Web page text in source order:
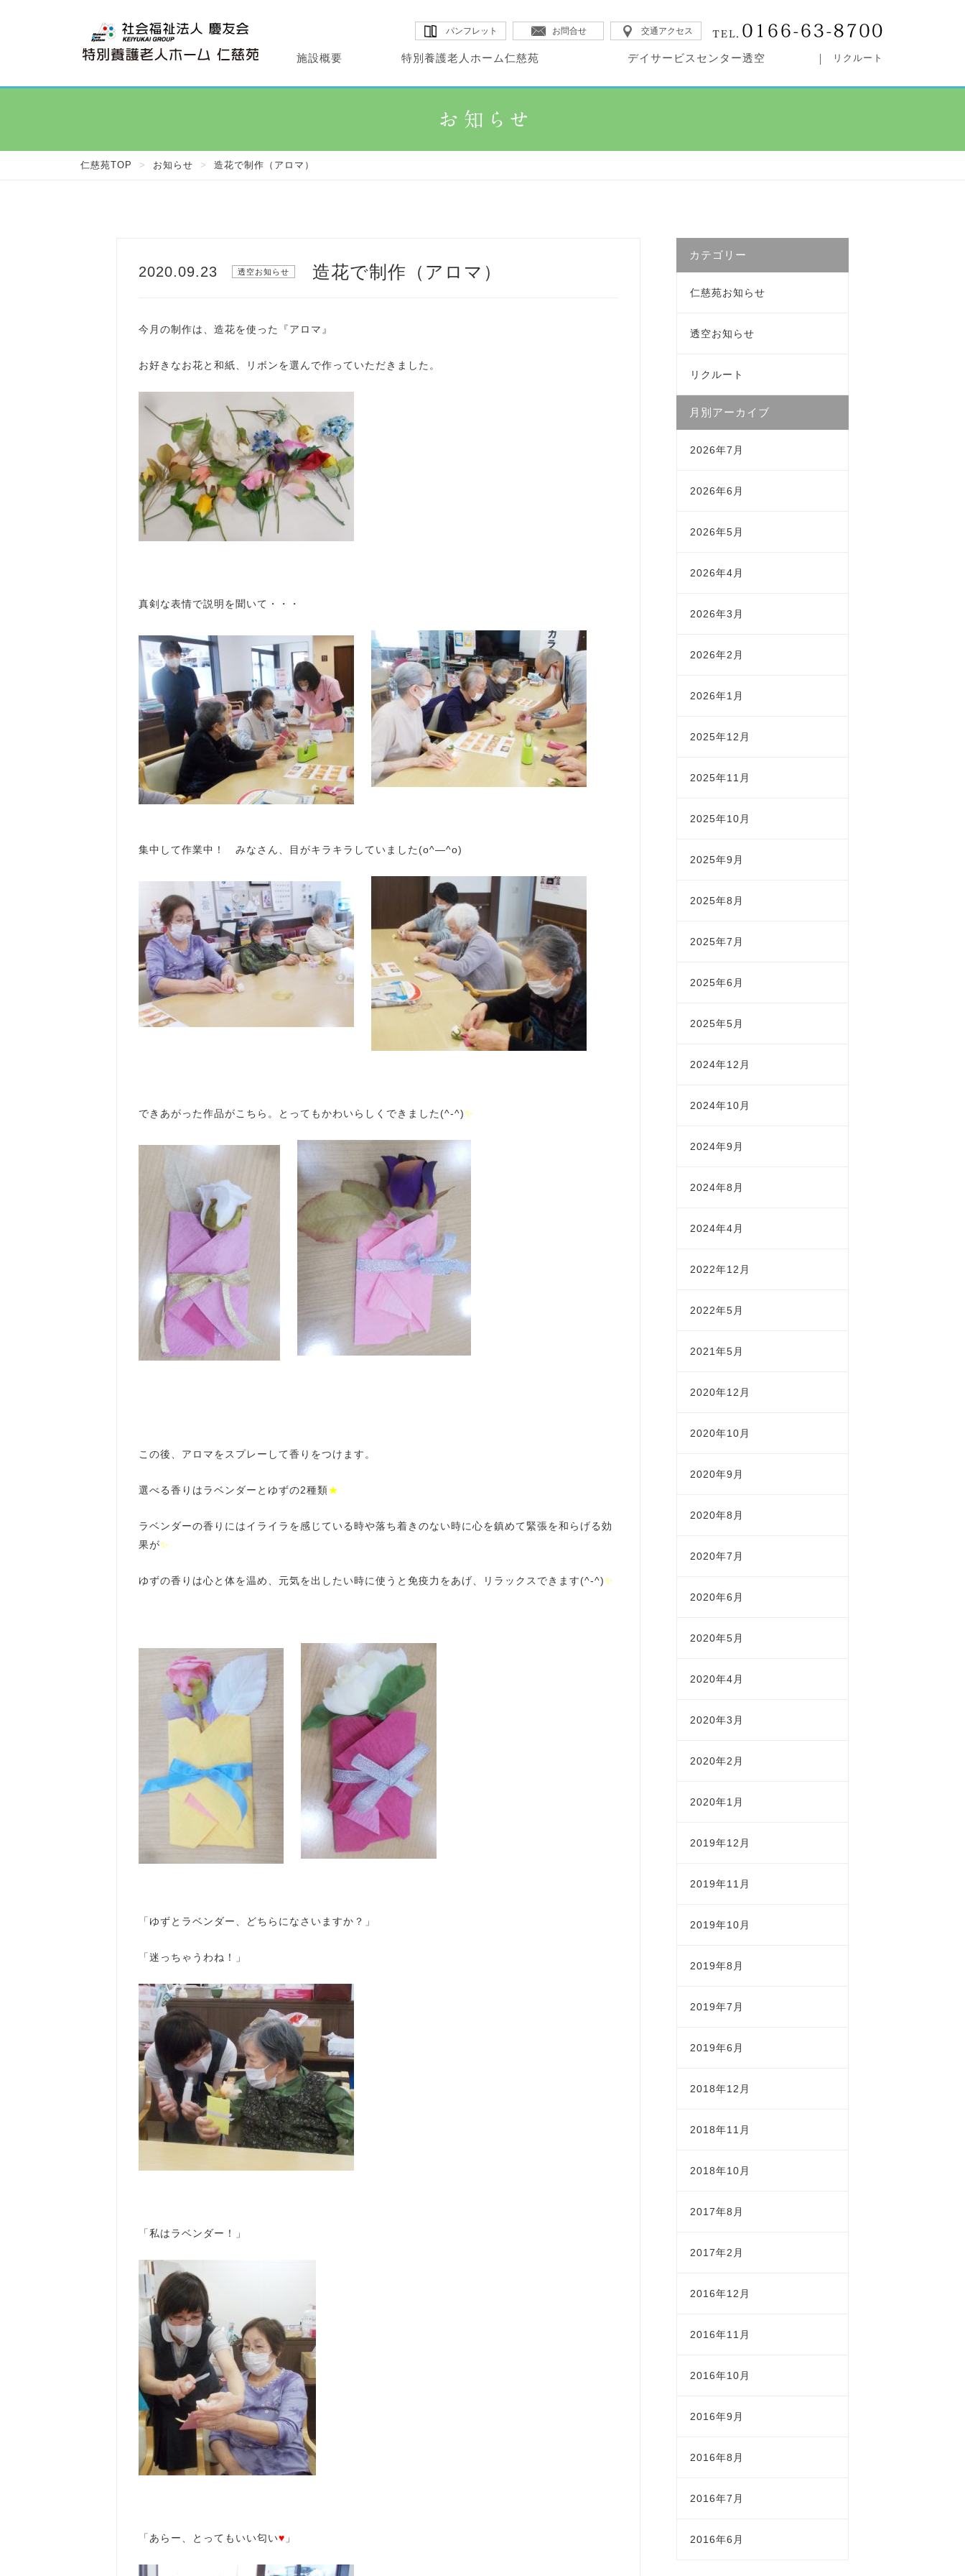
施設概要
施設概要
・コンセプト
特別養護老人ホーム仁慈苑
仁慈苑
・サービス内容
・概要
デイサービスセンター透空
透空
・サービス内容
リクルート
パンフレット お問合せ 交通アクセス
仁慈苑TOP > お知らせ > 造花で制作（アロマ）
2020.09.23 透空お知らせ 造花で制作（アロマ）
今月の制作は、造花を使った『アロマ』
お好きなお花と和紙、リボンを選んで作っていただきました。
真剣な表情で説明を聞いて・・・
集中して作業中！ みなさん、目がキラキラしていました(o^―^o)
できあがった作品がこちら。とってもかわいらしくできました(^-^)✨
この後、アロマをスプレーして香りをつけます。
選べる香りはラベンダーとゆずの2種類★
ラベンダーの香りにはイライラを感じている時や落ち着きのない時に心を鎮めて緊張を和らげる効
果が✨
ゆずの香りは心と体を温め、元気を出したい時に使うと免疫力をあげ、リラックスできます(^-^)✨
「ゆずとラベンダー、どちらになさいますか？」
「迷っちゃうわね！」
「私はラベンダー！」
「あらー、とってもいい匂い♥ 」
カテゴリー
仁慈苑お知らせ
透空お知らせ
リクルート
月別アーカイブ
2026年7月
2026年6月
2026年5月
2026年4月
2026年3月
2026年2月
2026年1月
2025年12月
2025年11月
2025年10月
2025年9月
2025年8月
2025年7月
2025年6月
2025年5月
2024年12月
2024年10月
2024年9月
2024年8月
2024年4月
2022年12月
2022年5月
2021年5月
2020年12月
2020年10月
2020年9月
2020年8月
2020年7月
2020年6月
2020年5月
2020年4月
2020年3月
2020年2月
2020年1月
2019年12月
2019年11月
2019年10月
2019年8月
2019年7月
2019年6月
2018年12月
2018年11月
2018年10月
2017年8月
2017年2月
2016年12月
2016年11月
2016年10月
2016年9月
2016年8月
2016年7月
2016年6月